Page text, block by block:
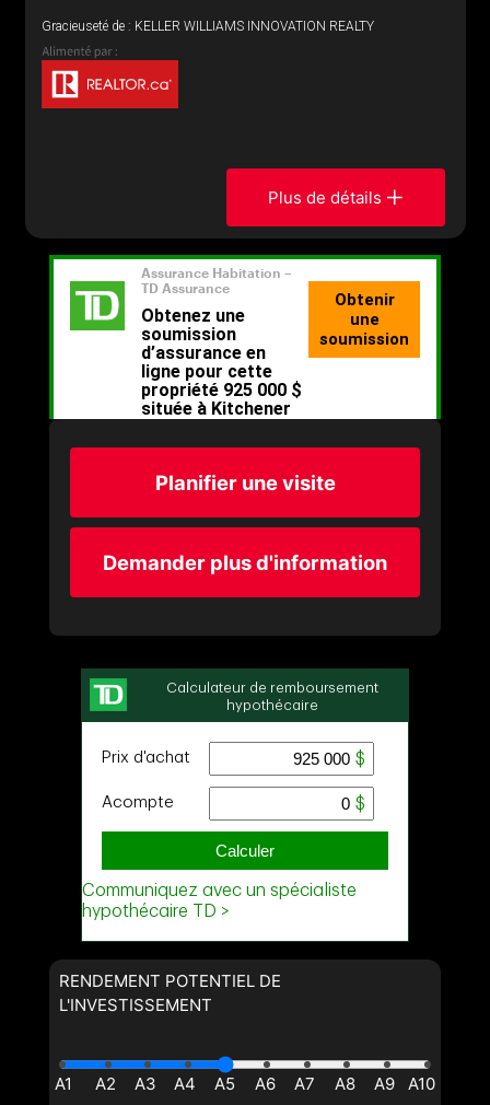
Gracieuseté de : KELLER WILLIAMS INNOVATION REALTY
Plus de détails
Planifier une visite
Demander plus d'information
RENDEMENT POTENTIEL DE
L'INVESTISSEMENT